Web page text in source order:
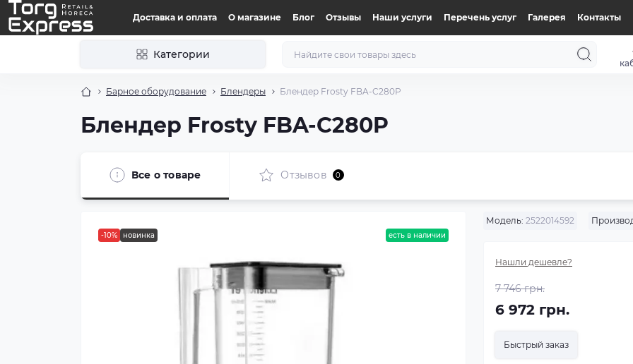
Доставка и оплата О магазине Блог Отзывы Наши услуги Перечень услуг Галерея Контакты
Категории
Барное оборудование Блендеры Блендер Frosty FBA-C280P
Блендер Frosty FBA-C280P
Все о товаре Отзывов 0
-10% новинка есть в наличии
Модель: 2522014592
Нашли дешевле?
7 746 грн.
6 972 грн.
Быстрый заказ